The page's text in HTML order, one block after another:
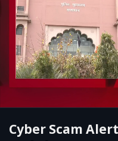
Cyber Scam